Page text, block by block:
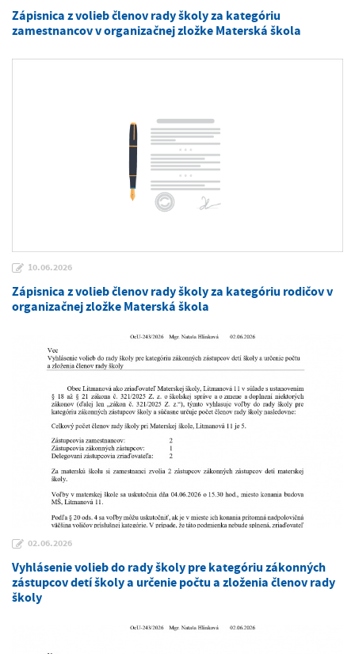
Zápisnica z volieb členov rady školy za kategóriu
zamestnancov v organizačnej zložke Materská škola
10.06.2026
Zápisnica z volieb členov rady školy za kategóriu rodičov v
organizačnej zložke Materská škola
02.06.2026
Vyhlásenie volieb do rady školy pre kategóriu zákonných
zástupcov detí školy a určenie počtu a zloženia členov rady
školy